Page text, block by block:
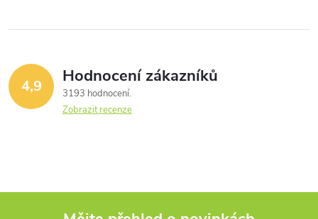
4,9 Hodnocení zákazníků
3193 hodnocení
Zobrazit recenze